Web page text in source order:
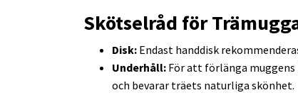
Skötselråd för
Disk: Endast handdisk
Underhåll: För att förlänga
och bevarar träets naturliga skönhet.